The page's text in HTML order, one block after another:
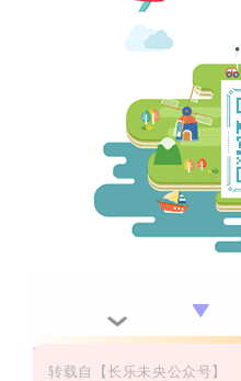
转载自【长乐未央公众号】